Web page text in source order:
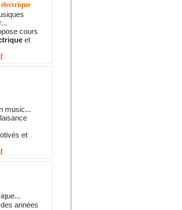
cours
et
music...
et
années